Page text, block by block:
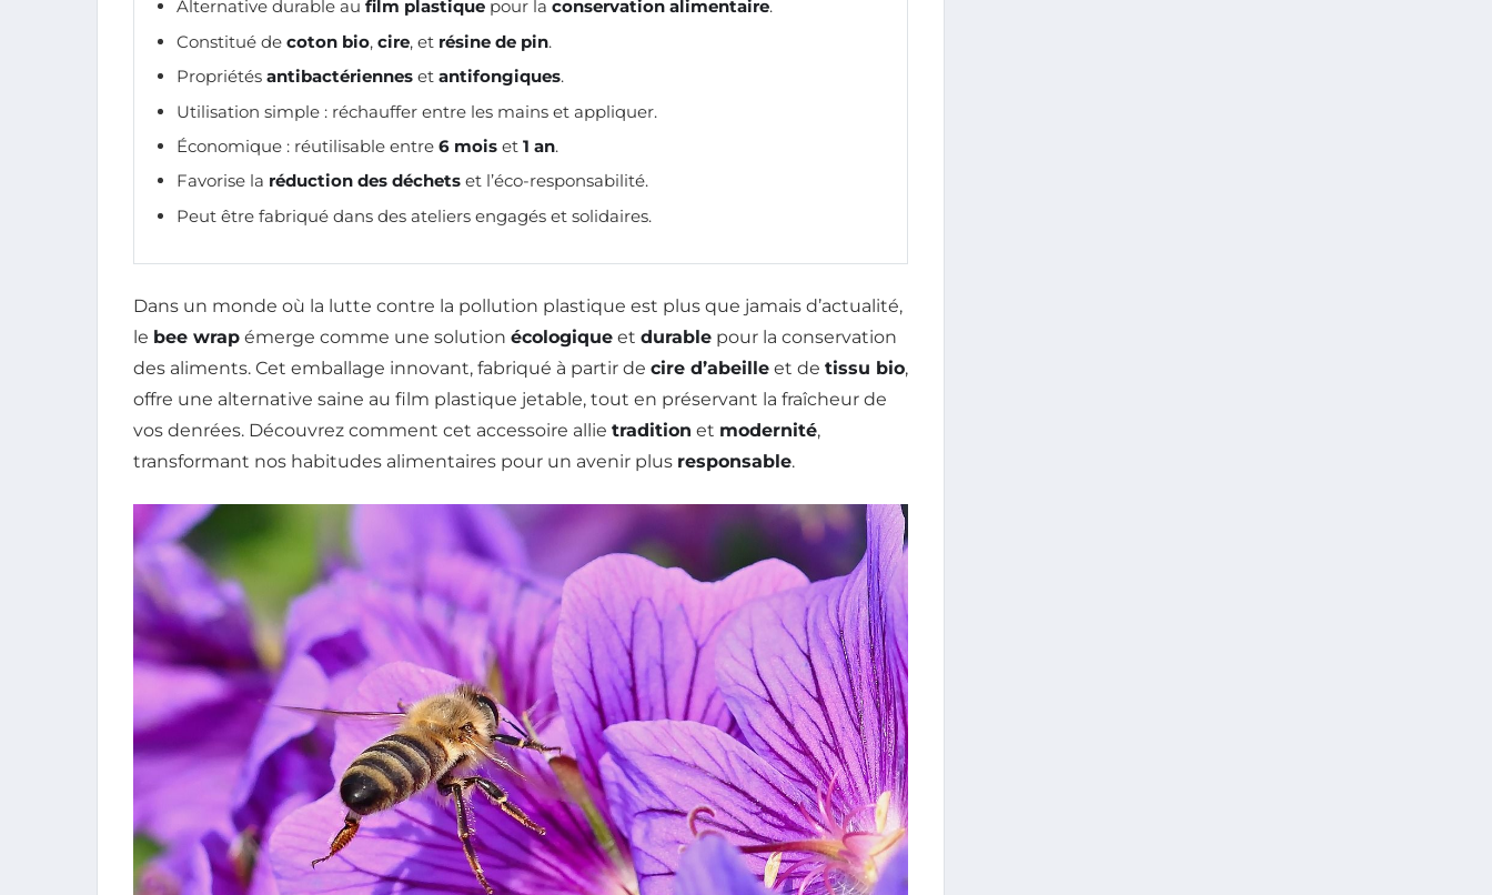
Alternative durable au film plastique pour la conservation alimentaire.
Constitué de coton bio, cire, et résine de pin.
Propriétés antibactériennes et antifongiques.
Utilisation simple : réchauffer entre les mains et appliquer.
Économique : réutilisable entre 6 mois et 1 an.
Favorise la réduction des déchets et l’éco-responsabilité.
Peut être fabriqué dans des ateliers engagés et solidaires.
Dans un monde où la lutte contre la pollution plastique est plus que jamais d’actualité,
le bee wrap émerge comme une solution écologique et durable pour la conservation
des aliments. Cet emballage innovant, fabriqué à partir de cire d’abeille et de tissu bio,
offre une alternative saine au film plastique jetable, tout en préservant la fraîcheur de
vos denrées. Découvrez comment cet accessoire allie tradition et modernité,
transformant nos habitudes alimentaires pour un avenir plus responsable.